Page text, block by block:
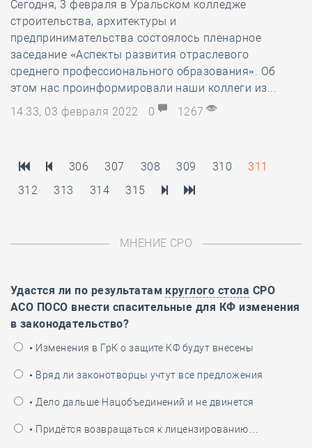
Сегодня, 3 февраля в Уральском колледже
строительства, архитектуры и
предпринимательства состоялось пленарное
заседание «Аспекты развития отраслевого
среднего профессионального образования». Об
этом нас проинформировали наши коллеги из...
14:33, 03 февраля 2022
0 1267
306 307 308 309 310
311
312
313 314 315
МНЕНИЕ СРО
Удастся ли по результатам круглого стола СРО
АСО ПОСО внести спасительные для КФ изменения
в законодательство?
• Изменения в ГрК о защите КФ будут внесены
• Вряд ли законотворцы учтут все предложения
• Дело дальше Нацобъединений и не двинется
• Придётся возвращаться к лицензированию…